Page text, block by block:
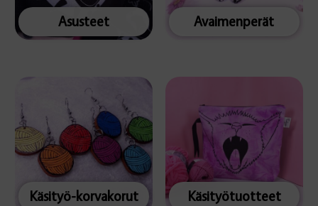
Asusteet Avaimenperät
Käsityö-korvakorut Käsityötuotteet